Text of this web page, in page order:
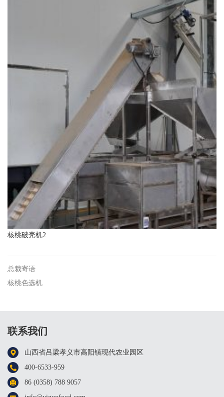
核桃破壳机2
总裁寄语
核桃色选机
联系我们
山西省吕梁孝义市高阳镇现代农业园区
400-6533-959
86 (0358) 788 9057